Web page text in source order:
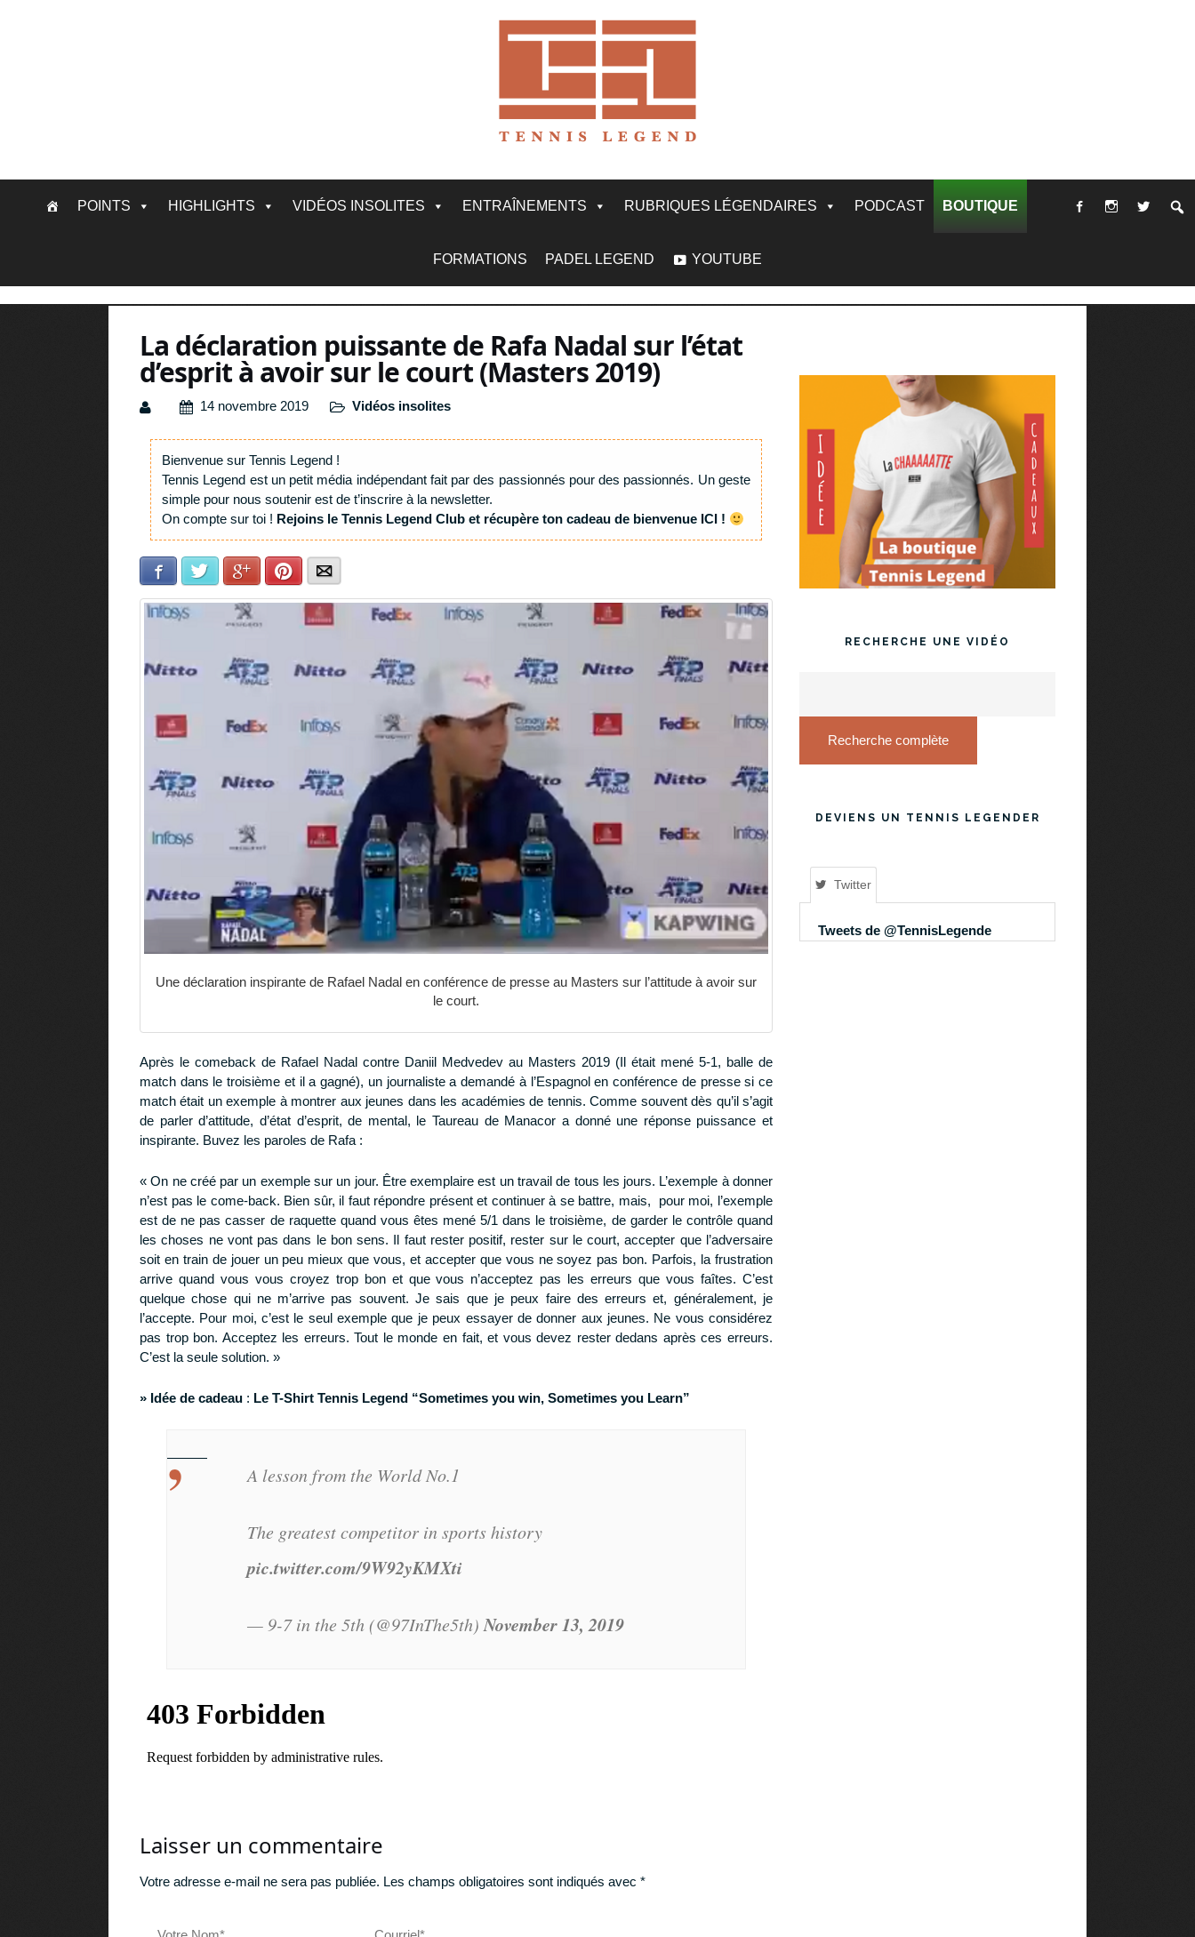
POINTS HIGHLIGHTS VIDÉOS INSOLITES ENTRAÎNEMENTS RUBRIQUES LÉGENDAIRES PODCAST BOUTIQUE
FORMATIONS PADEL LEGEND YOUTUBE
La déclaration puissante de Rafa Nadal sur l’état
d’esprit à avoir sur le court (Masters 2019)
14 novembre 2019 Vidéos insolites
Bienvenue sur Tennis Legend !
Tennis Legend est un petit média indépendant fait par des passionnés pour des passionnés. Un geste
simple pour nous soutenir est de t’inscrire à la newsletter.
On compte sur toi ! Rejoins le Tennis Legend Club et récupère ton cadeau de bienvenue ICI !
Facebook Twitter Google+Pinterest
Une déclaration inspirante de Rafael Nadal en conférence de presse au Masters sur l’attitude à avoir sur
le court.
Après le comeback de Rafael Nadal contre Daniil Medvedev au Masters 2019 (Il était mené 5-1, balle de
match dans le troisième et il a gagné), un journaliste a demandé à l’Espagnol en conférence de presse si ce
match était un exemple à montrer aux jeunes dans les académies de tennis. Comme souvent dès qu’il s’agit
de parler d’attitude, d’état d’esprit, de mental, le Taureau de Manacor a donné une réponse puissance et
inspirante. Buvez les paroles de Rafa :
« On ne créé par un exemple sur un jour. Être exemplaire est un travail de tous les jours. L’exemple à donner
n’est pas le come-back. Bien sûr, il faut répondre présent et continuer à se battre, mais, pour moi, l’exemple
est de ne pas casser de raquette quand vous êtes mené 5/1 dans le troisième, de garder le contrôle quand
les choses ne vont pas dans le bon sens. Il faut rester positif, rester sur le court, accepter que l’adversaire
soit en train de jouer un peu mieux que vous, et accepter que vous ne soyez pas bon. Parfois, la frustration
arrive quand vous vous croyez trop bon et que vous n’acceptez pas les erreurs que vous faîtes. C’est
quelque chose qui ne m’arrive pas souvent. Je sais que je peux faire des erreurs et, généralement, je
l’accepte. Pour moi, c’est le seul exemple que je peux essayer de donner aux jeunes. Ne vous considérez
pas trop bon. Acceptez les erreurs. Tout le monde en fait, et vous devez rester dedans après ces erreurs.
C’est la seule solution. »
» Idée de cadeau : Le T-Shirt Tennis Legend “Sometimes you win, Sometimes you Learn”
A lesson from the World No.1
The greatest competitor in sports history
pic.twitter.com/9W92yKMXti
— 9-7 in the 5th (@97InThe5th)November 13, 2019
Laisser un commentaire
Votre adresse e-mail ne sera pas publiée. Les champs obligatoires sont indiqués avec *
RECHERCHE UNE VIDÉO
Recherche complète
DEVIENS UN TENNIS LEGENDER
Twitter
Tweets de @TennisLegende